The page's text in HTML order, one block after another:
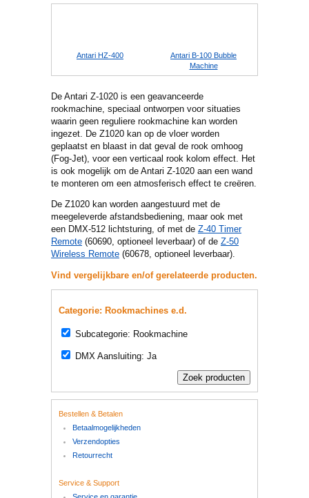
Antari HZ-400
Antari B-100 Bubble
Machine
De Antari Z-1020 is een geavanceerde
rookmachine, speciaal ontworpen voor situaties
waarin geen reguliere rookmachine kan worden
ingezet. De Z1020 kan op de vloer worden
geplaatst en blaast in dat geval de rook omhoog
(Fog-Jet), voor een verticaal rook kolom effect. Het
is ook mogelijk om de Antari Z-1020 aan een wand
te monteren om een atmosferisch effect te creëren.
De Z1020 kan worden aangestuurd met de
meegeleverde afstandsbediening, maar ook met
een DMX-512 lichtsturing, of met de Z-40 Timer
Remote (60690, optioneel leverbaar) of de Z-50
Wireless Remote (60678, optioneel leverbaar).
Vind vergelijkbare en/of gerelateerde producten.
Categorie: Rookmachines e.d.
Subcategorie: Rookmachine
DMX Aansluiting: Ja
Bestellen & Betalen
Betaalmogelijkheden
Verzendopties
Retourrecht
Service & Support